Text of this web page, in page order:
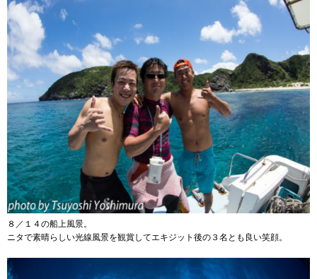
８／１４の船上風景。
ニタで素晴らしい光線風景を観賞してエキジット後の３名とも良い笑顔。